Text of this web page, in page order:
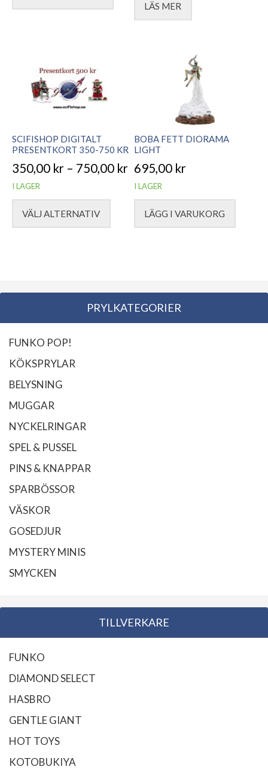
priset
priset
LÄS MER
SCIFISHOP DIGITALT
PRESENTKORT 350-750 KR
350,00 kr – 750,00 kr
Prisintervall:
350,00 kr
till
I LAGER
VÄLJ ALTERNATIV
flera
De
olika
alternativen
kan
väljas
på
BOBA FETT DIORAMA
LIGHT
695,00 kr
I LAGER
LÄGG I VARUKORG
PRYLKATEGORIER
FUNKO POP!
KÖKSPRYLAR
BELYSNING
MUGGAR
NYCKELRINGAR
SPEL & PUSSEL
PINS & KNAPPAR
SPARBÖSSOR
VÄSKOR
GOSEDJUR
MYSTERY MINIS
SMYCKEN
TILLVERKARE
FUNKO
DIAMOND SELECT
HASBRO
GENTLE GIANT
HOT TOYS
KOTOBUKIYA